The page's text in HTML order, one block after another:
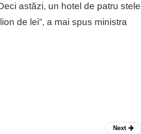
astăzi, un hotel de patru stele
de lei”, a mai spus ministra
Next